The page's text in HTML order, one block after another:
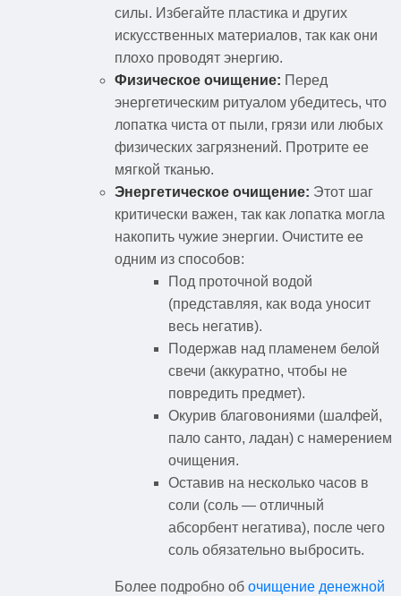
силы. Избегайте пластика и других
искусственных материалов, так как они
плохо проводят энергию.
Физическое очищение: Перед
энергетическим ритуалом убедитесь, что
лопатка чиста от пыли, грязи или любых
физических загрязнений. Протрите ее
мягкой тканью.
Энергетическое очищение: Этот шаг
критически важен, так как лопатка могла
накопить чужие энергии. Очистите ее
одним из способов:
Под проточной водой
(представляя, как вода уносит
весь негатив).
Подержав над пламенем белой
свечи (аккуратно, чтобы не
повредить предмет).
Окурив благовониями (шалфей,
пало санто, ладан) с намерением
очищения.
Оставив на несколько часов в
соли (соль — отличный
абсорбент негатива), после чего
соль обязательно выбросить.
Более подробно об очищение денежной